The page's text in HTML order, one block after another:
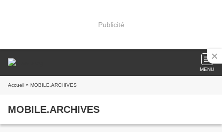
Publicité
MENU
Accueil » MOBILE.ARCHIVES
MOBILE.ARCHIVES